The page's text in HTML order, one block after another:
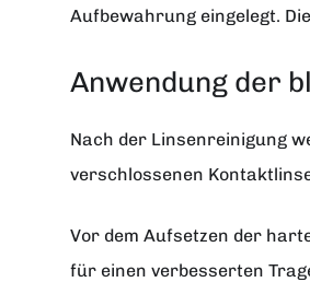
Aufbewahrung eingelegt.
Anwendung der
Nach der Linsenreinigung
verschlossenen
Vor dem Aufsetzen der
für einen verbesserten